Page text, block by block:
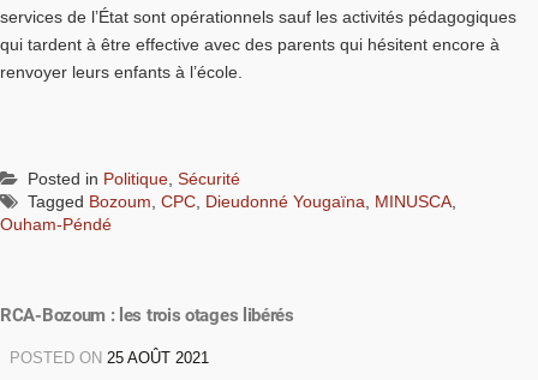
services de l’État sont opérationnels sauf les activités pédagogiques
qui tardent à être effective avec des parents qui hésitent encore à
renvoyer leurs enfants à l’école.
Posted in Politique Sécurité
Tagged Bozoum CPC Dieudonné Yougaïna MINUSCA
Ouham-Péndé
RCA-Bozoum : les trois otages libérés
POSTED ON 25 AOÛT 2021